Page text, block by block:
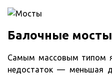
Балочные мосты
Самым массовым типом
недостаток — меньшая